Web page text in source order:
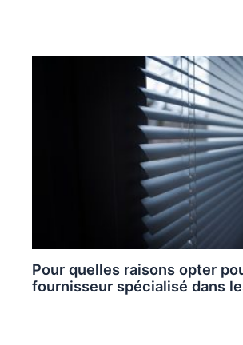
Pour quelles raisons opter
fournisseur spécialisé dans